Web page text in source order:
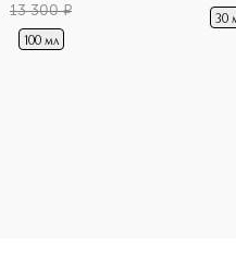
13 300 ¤
100 мл
30